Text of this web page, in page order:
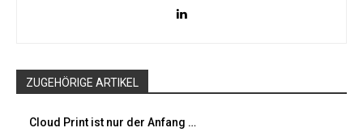
ZUGEHÖRIGE ARTIKEL
Cloud Print ist nur der Anfang …